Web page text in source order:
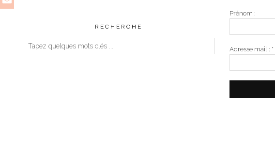
RECHERCHE
Prénom :
Adresse mail : *